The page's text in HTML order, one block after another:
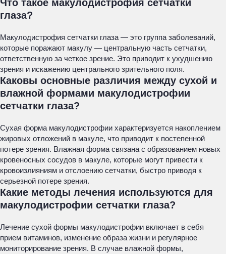
Что такое макулодистрофия сетчатки
глаза?
Макулодистрофия сетчатки глаза — это группа заболеваний,
которые поражают макулу — центральную часть сетчатки,
ответственную за четкое зрение. Это приводит к ухудшению
зрения и искажению центрального зрительного поля.
Каковы основные различия между сухой и
влажной формами макулодистрофии
сетчатки глаза?
Сухая форма макулодистрофии характеризуется накоплением
жировых отложений в макуле, что приводит к постепенной
потере зрения. Влажная форма связана с образованием новых
кровеносных сосудов в макуле, которые могут привести к
кровоизлияниям и отслоению сетчатки, быстро приводя к
серьезной потере зрения.
Какие методы лечения используются для
макулодистрофии сетчатки глаза?
Лечение сухой формы макулодистрофии включает в себя
прием витаминов, изменение образа жизни и регулярное
мониторирование зрения. В случае влажной формы,